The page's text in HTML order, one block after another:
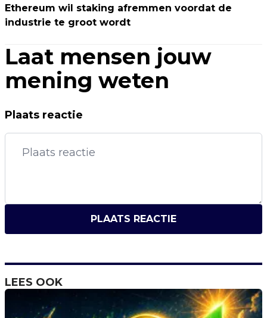
Ethereum wil staking afremmen voordat de
industrie te groot wordt
Laat mensen jouw
mening weten
Plaats reactie
PLAATS REACTIE
LEES OOK